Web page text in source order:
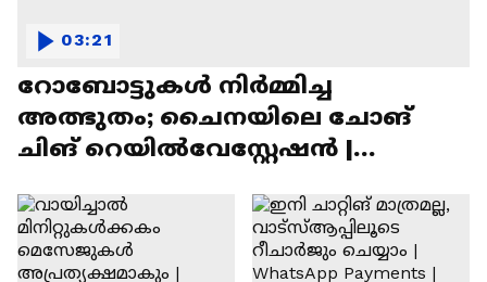
റോബോട്ടുകൾ നിർമ്മിച്ച
അത്ഭുതം; ചൈനയിലെ ചോങ്
ചിങ് റെയിൽവേസ്റ്റേഷൻ |
03:21